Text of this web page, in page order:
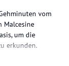
vom
Malcesine
um die
erkunden.